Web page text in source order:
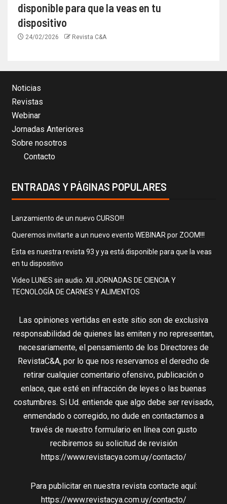
disponible para que la veas en tu
dispositivo
24/02/2026 Revista C&A
Noticias
Revistas
Webinar
Jornadas Anteriores
Sobre nosotros
Contacto
ENTRADAS Y PÁGINAS POPULARES
Lanzamiento de un nuevo CURSO!!!
Queremos invitarte a un nuevo evento WEBINAR por ZOOM!!!
Esta es nuestra revista 93 y ya está disponible para que la veas
en tu dispositivo
Video LUNES sin audio. XII JORNADAS DE CIENCIA Y
TECNOLOGÍA DE CARNES Y ALIMENTOS
Las opiniones vertidas en este sitio son de exclusiva
responsabilidad de quienes las emiten y no representan,
necesariamente, el pensamiento de los Directores de
RevistaC&A, por lo que nos reservamos el derecho de
retirar cualquier comentario ofensivo, publicación o
enlace, que esté en infracción de leyes o las buenas
costumbres. Si Ud. entiende que algo debe ser revisado,
enmendado o corregido, no dude en contactarnos a
través de nuestro formulario en línea con gusto
recibiremos su solicitud de revisión
https://www.revistacya.com.uy/contacto/
Para publicitar en nuestra revista contacte aquí:
https://www.revistacya.com.uy/contacto/